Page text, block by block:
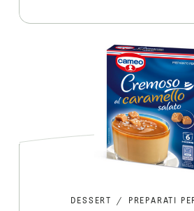
DESSERT / PREPARATI